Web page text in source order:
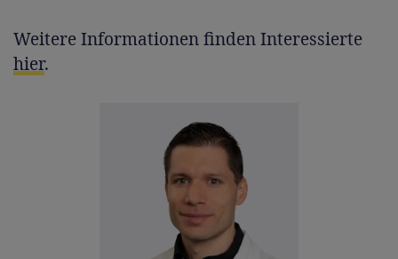
Weitere Informationen finden Interessierte
hier.